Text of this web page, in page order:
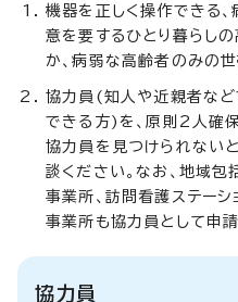
機器を正しく操作できる
意を要するひとり暮らし
か、病弱な高齢者のみの
協力員(知人や近親者な
できる方)を、原則2人確保
協力員を見つけられない
談ください。なお、地域
事業所、訪問看護ステー
事業所も協力員として申請
協力員